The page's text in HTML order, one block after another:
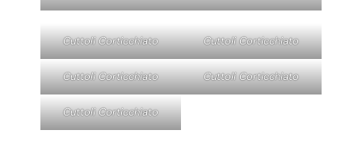
Cuttoli Corticchiato Cuttoli Corticchiato
Cuttoli Corticchiato Cuttoli Corticchiato
Cuttoli Corticchiato